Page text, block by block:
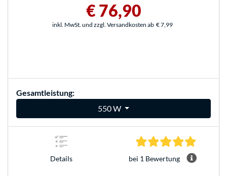
€ 76,90
inkl. MwSt. und zzgl. Versandkosten ab € 7,99
Gesamtleistung:
550 W
Details bei 1 Bewertung